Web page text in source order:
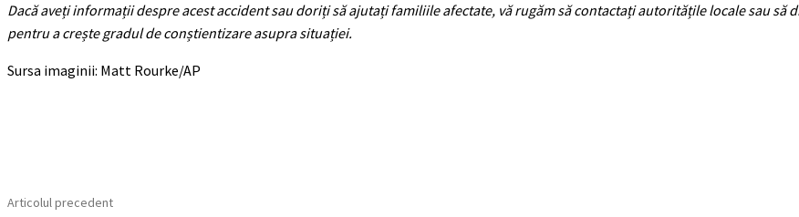
Dacă aveți informații despre acest accident sau doriți să ajutați familiile afectate, vă rugăm să contactați autoritățile locale sau să
pentru a crește gradul de conștientizare asupra situației.
Sursa imaginii: Matt Rourke/AP
Articolul precedent